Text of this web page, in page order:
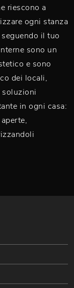
riescono a
ogni stanza
il tuo
sono un
e sono
dei locali,
soluzioni
in ogni casa: